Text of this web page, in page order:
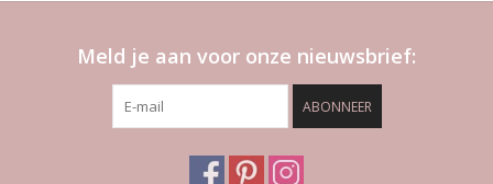
Meld je aan voor onze nieuwsbrief:
ABONNEER